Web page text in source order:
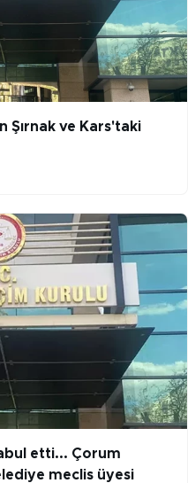
Şırnak ve Kars'taki
etti... Çorum
meclis üyesi